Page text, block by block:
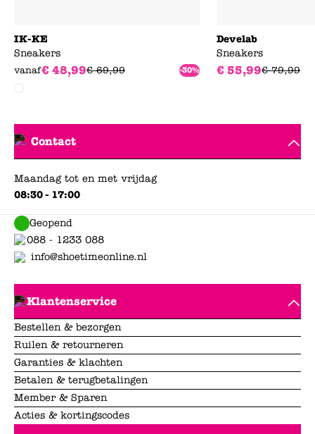
IK-KE
Sneakers
vanaf€ 48,99€ 69,99 -30%
Develab
Sneakers
€ 55,99€ 79,99
Contact
Maandag tot en met vrijdag
08:30 - 17:00
Geopend
088 - 1233 088
info@shoetimeonline.nl
Klantenservice
Bestellen & bezorgen
Ruilen & retourneren
Garanties & klachten
Betalen & terugbetalingen
Member & Sparen
Acties & kortingscodes